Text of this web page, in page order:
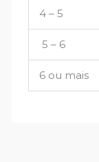
4 – 5
5 – 6
6 ou mais